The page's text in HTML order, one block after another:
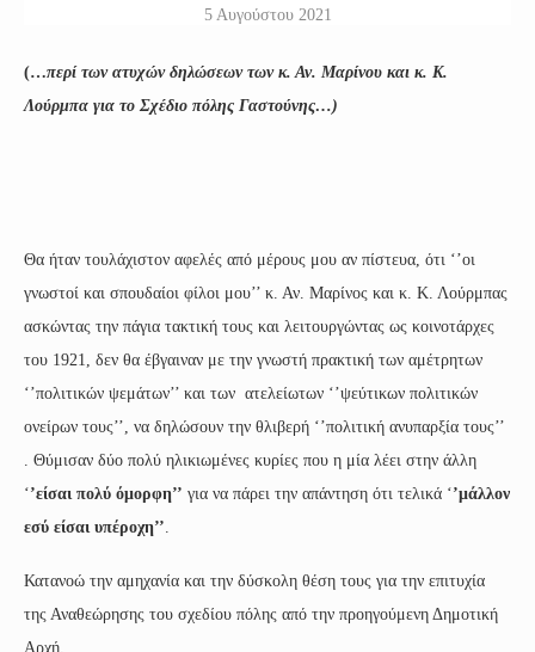
5 Αυγούστου 2021
(…περί των ατυχών δηλώσεων των κ. Αν. Μαρίνου και κ. Κ.
Λούρμπα για το Σχέδιο πόλης Γαστούνης…)
Θα ήταν τουλάχιστον αφελές από μέρους μου αν πίστευα, ότι ‘’οι
γνωστοί και σπουδαίοι φίλοι μου’’ κ. Αν. Μαρίνος και κ. Κ. Λούρμπας
ασκώντας την πάγια τακτική τους και λειτουργώντας ως κοινοτάρχες
του 1921, δεν θα έβγαιναν με την γνωστή πρακτική των αμέτρητων
‘’πολιτικών ψεμάτων’’ και των ατελείωτων ‘’ψεύτικων πολιτικών
ονείρων τους’’, να δηλώσουν την θλιβερή ‘’πολιτική ανυπαρξία τους’’
. Θύμισαν δύο πολύ ηλικιωμένες κυρίες που η μία λέει στην άλλη
‘’είσαι πολύ όμορφη’’ για να πάρει την απάντηση ότι τελικά ‘’μάλλον
εσύ είσαι υπέροχη’’.
Κατανοώ την αμηχανία και την δύσκολη θέση τους για την επιτυχία
της Αναθεώρησης του σχεδίου πόλης από την προηγούμενη Δημοτική
Αρχή.